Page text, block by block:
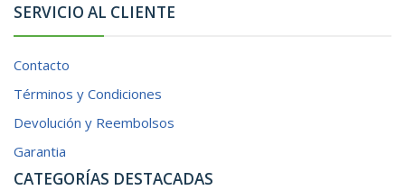
SERVICIO AL CLIENTE
Contacto
Términos y Condiciones
Devolución y Reembolsos
Garantia
CATEGORÍAS DESTACADAS